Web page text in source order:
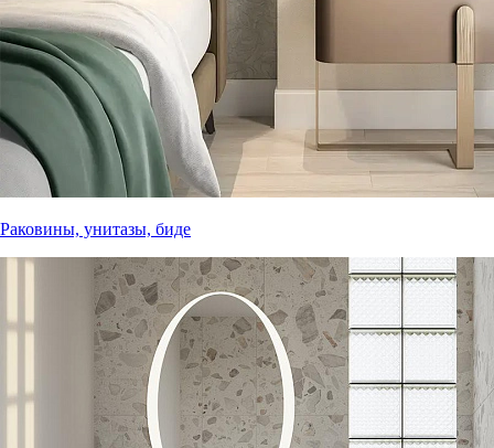
Раковины, унитазы, биде